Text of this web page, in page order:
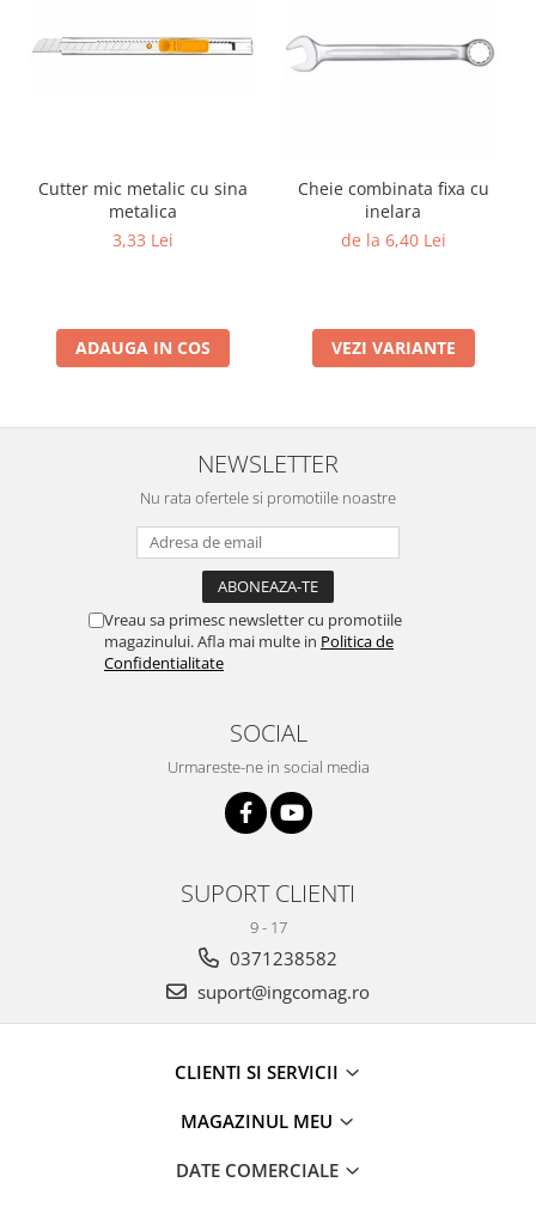
Cutter mic metalic cu sina
metalica
3,33 Lei
ADAUGA IN COS
Cheie combinata fixa cu
inelara
de la 6,40 Lei
VEZI VARIANTE
NEWSLETTER
Nu rata ofertele si promotiile noastre
Vreau sa primesc newsletter cu promotiile
magazinului. Afla mai multe in Politica de
Confidentialitate
SOCIAL
Urmareste-ne in social media
SUPORT CLIENTI
9 - 17
0371238582
suport@ingcomag.ro
CLIENTI SI SERVICII
MAGAZINUL MEU
DATE COMERCIALE